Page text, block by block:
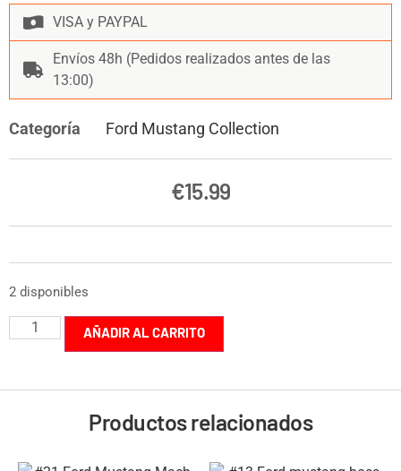
VISA y PAYPAL
Envíos 48h (Pedidos realizados antes de las
13:00)
Categoría Ford Mustang Collection
€15.99
2 disponibles
AÑADIR AL CARRITO
Productos relacionados